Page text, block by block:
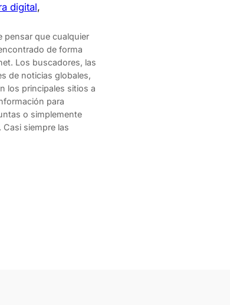
digital
pensar que cualquier
de forma
Los buscadores, las
de noticias globales,
los principales sitios a
para
o simplemente
siempre las